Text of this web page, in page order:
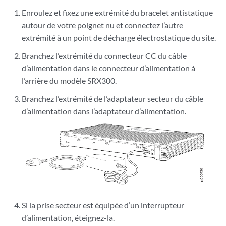
Enroulez et fixez une extrémité du bracelet antistatique
autour de votre poignet nu et connectez l’autre
extrémité à un point de décharge électrostatique du site.
Branchez l’extrémité du connecteur CC du câble
d’alimentation dans le connecteur d’alimentation à
l’arrière du modèle SRX300.
Branchez l’extrémité de l’adaptateur secteur du câble
d’alimentation dans l’adaptateur d’alimentation.
Si la prise secteur est équipée d’un interrupteur
d’alimentation, éteignez-la.